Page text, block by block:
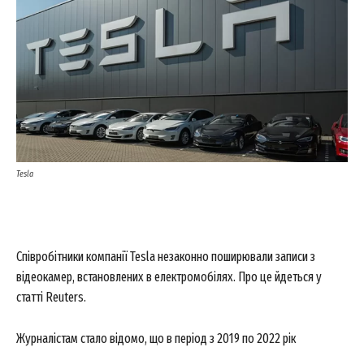
Tesla
Співробітники компанії Tesla незаконно поширювали записи з
відеокамер, встановлених в електромобілях. Про це йдеться у
статті Reuters.
Журналістам стало відомо, що в період з 2019 по 2022 рік